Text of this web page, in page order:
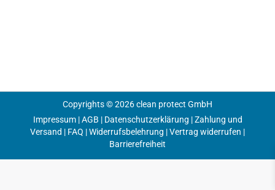
Copyrights © 2026 clean protect GmbH
Impressum|AGB | Datenschutzerklärung |Zahlung und
Versand | FAQ |Widerrufsbelehrung |Vertrag widerrufen |
Barrierefreiheit